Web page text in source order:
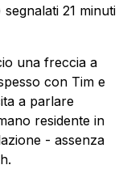
segnalati 21 minuti
una freccia a
con Tim e
a parlare
residente in
- assenza